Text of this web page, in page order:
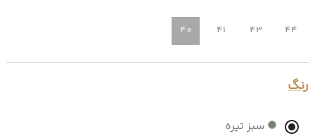
44
43
41
40
رنگ
سبز تیره